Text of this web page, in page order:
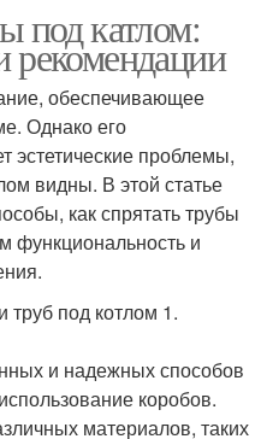
под катлом:
рекомендации
обеспечивающее
Однако его
эстетические проблемы,
видны. В этой статье
как спрятать трубы
функциональность и
под котлом 1.
и надежных способов
коробов.
материалов, таких